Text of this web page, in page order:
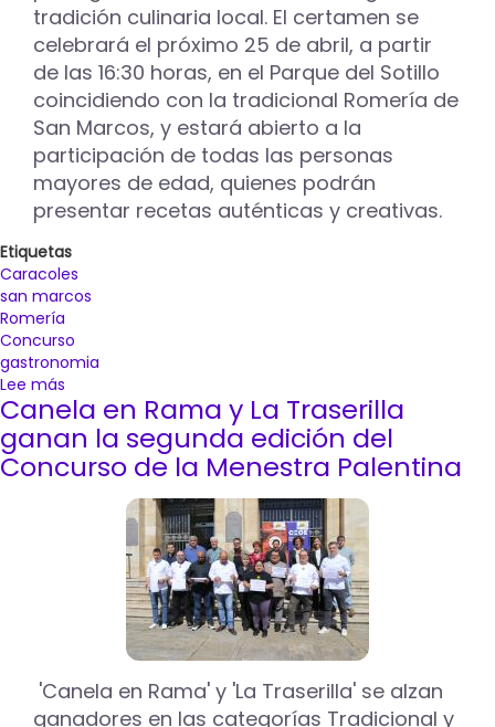
tradición culinaria local. El certamen se
celebrará el próximo 25 de abril, a partir
de las 16:30 horas, en el Parque del Sotillo
coincidiendo con la tradicional Romería de
San Marcos, y estará abierto a la
participación de todas las personas
mayores de edad, quienes podrán
presentar recetas auténticas y creativas.
Etiquetas
Caracoles
san marcos
Romería
Concurso
gastronomia
Lee más
Abierto
el
plazo
de
inscripción
participar
el
concurso
Canela en Rama y La Traserilla
ganan la segunda edición del
Concurso de la Menestra Palentina
'Canela en Rama' y 'La Traserilla' se alzan
ganadores en las categorías Tradicional y